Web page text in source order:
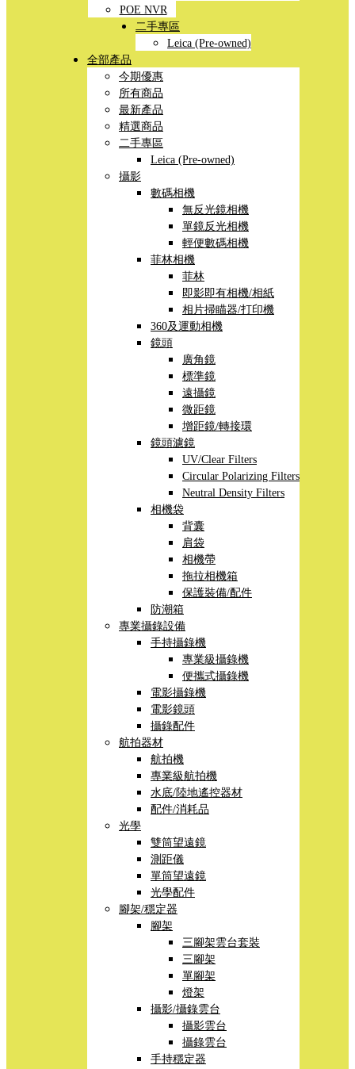
POE NVR
二手專區
Leica (Pre-owned)
全部產品
今期優惠
所有商品
最新產品
精選商品
二手專區
Leica (Pre-owned)
攝影
數碼相機
無反光鏡相機
單鏡反光相機
輕便數碼相機
菲林相機
菲林
即影即有相機/相紙
相片掃瞄器/打印機
360及運動相機
鏡頭
廣角鏡
標準鏡
遠攝鏡
微距鏡
增距鏡/轉接環
鏡頭濾鏡
UV/Clear Filters
Circular Polarizing Filters
Neutral Density Filters
相機袋
背囊
肩袋
相機帶
拖拉相機箱
保護裝備/配件
防潮箱
專業攝錄設備
手持攝錄機
專業級攝錄機
便攜式攝錄機
電影攝錄機
電影鏡頭
攝錄配件
航拍器材
航拍機
專業級航拍機
水底/陸地遙控器材
配件/消耗品
光學
雙筒望遠鏡
測距儀
單筒望遠鏡
光學配件
腳架/穩定器
腳架
三腳架雲台套裝
三腳架
單腳架
燈架
攝影/攝錄雲台
攝影雲台
攝錄雲台
手持穩定器